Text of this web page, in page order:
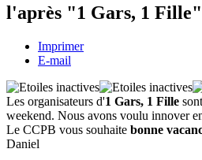
l'après "1 Gars, 1 Fille"
Imprimer
E-mail
Les organisateurs d'1 Gars, 1 Fille
weekend. Nous avons voulu innover
Le CCPB vous souhaite bonne
Daniel